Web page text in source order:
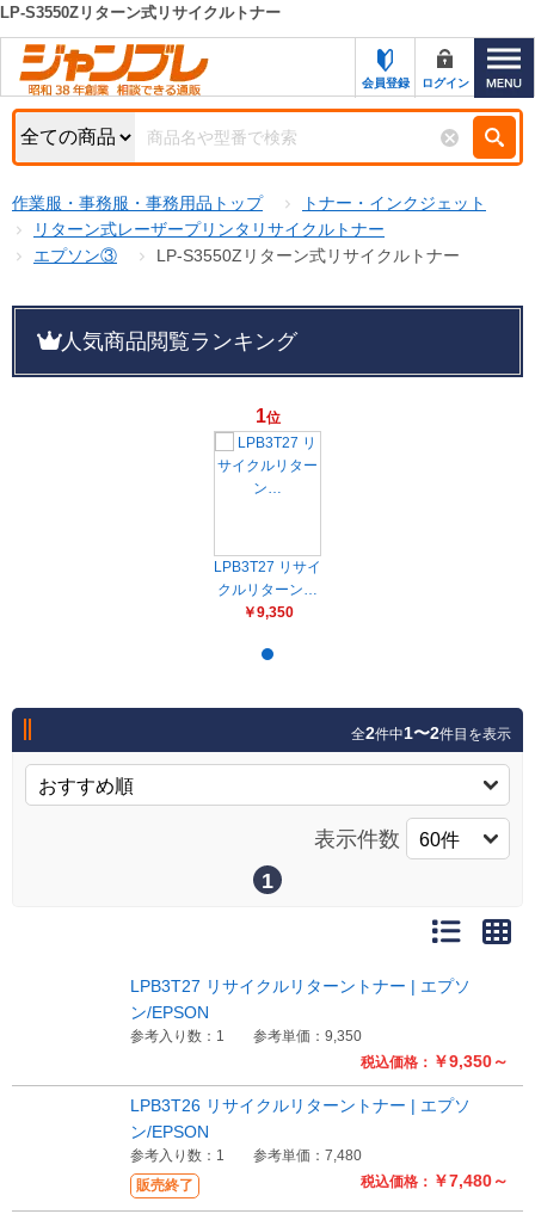
カテゴリー一覧
お知らせ
特集・キャンペーン一覧
初めての方へ
お問い合わせ
サポート＆ヘルプ
メーカーカタログ一覧
ログアウト
Myページ
キーワード検索
検索条件
商品カテゴリから選ぶ
商品ステータスで絞る
キャンペーン
LP-S3550Zリターン式リサイクルトナー
会員登録 ログイン
作業服・事務服・事務用品トップ
トナー・インクジェット
リターン式レーザープリンタリサイクルトナー
エプソン③
LP-S3550Zリターン式リサイクルトナー
人気商品閲覧ランキング
1位
LPB3T27 リサイ
クルリターン…
￥9,350
全2件中1〜2件目を表示
表示件数
1
税込価格： ￥9,350～
LPB3T27 リサイクルリターントナー | エプソ
ン/EPSON
参考入り数：1 参考単価：9,350
販売終了 税込価格： ￥7,480～
LPB3T26 リサイクルリターントナー | エプソ
ン/EPSON
参考入り数：1 参考単価：7,480